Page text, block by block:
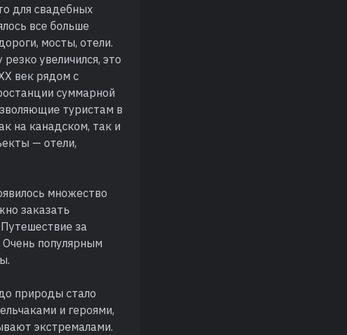
для свадебных
все больше
мосты, отели.
увеличился, это
век рядом с
суммарной
туристам в
на канадском, так и
— отели,
множество
заказать
за
популярным
природы стало
и героями,
экстремалами.